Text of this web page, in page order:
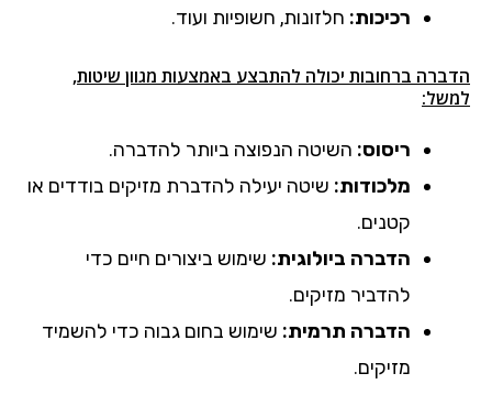
רכיכות: חלזונות, חשופיות ועוד.
הדברה ברחובות יכולה להתבצע באמצעות מגוון שיטות,
למשל:
ריסוס: השיטה הנפוצה ביותר להדברה.
מלכודות: שיטה יעילה להדברת מזיקים בודדים או
קטנים.
הדברה ביולוגית: שימוש ביצורים חיים כדי
להדביר מזיקים.
הדברה תרמית: שימוש בחום גבוה כדי להשמיד
מזיקים.